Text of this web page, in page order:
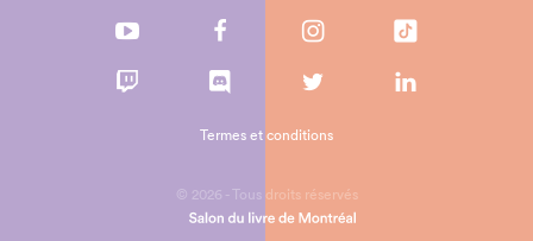
© 2026 - Tous droits réservés
Termes et conditions